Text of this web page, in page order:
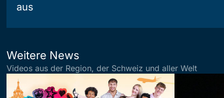
aus
Weitere News
Videos aus der Region, der Schweiz und aller Welt